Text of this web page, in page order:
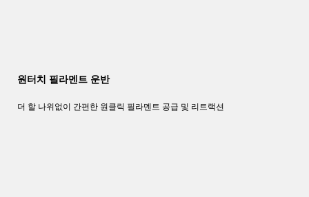
원터치 필라멘트 운반
더 할 나위없이 간편한 원클릭 필라멘트 공급 및 리트랙션